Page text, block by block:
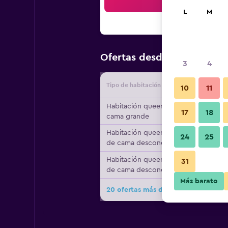
Ofertas desde Oferta
Tipo de habitación
Habitación queen, 1
cama grande
Habitación queen, tipo
de cama desconocido
Habitación queen, tipo
de cama desconocido
20 ofertas más de Woodspring
L M
3 4
10 11
17 18
24 25
31
Más barato